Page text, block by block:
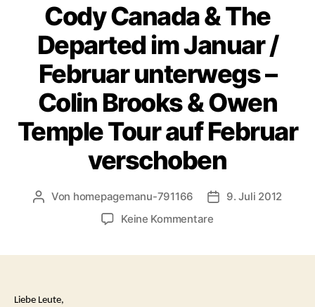
Cody Canada & The
Departed im Januar /
Februar unterwegs –
Colin Brooks & Owen
Temple Tour auf Februar
verschoben
Beitragsautor
Von homepagemanu-791166
9. Juli 2012
Keine Kommentarezu
Liebe Leute,